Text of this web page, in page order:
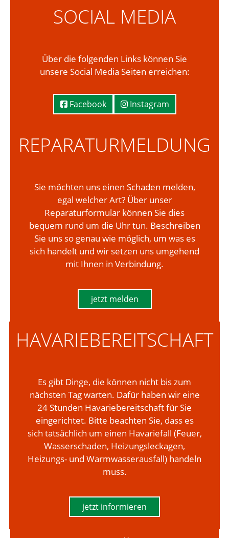
SOCIAL MEDIA
Über die folgenden Links können Sie
unsere Social Media Seiten erreichen:
Facebook Instagram
REPARATURMELDUNG
Sie möchten uns einen Schaden melden,
egal welcher Art? Über unser
Reparaturformular können Sie dies
bequem rund um die Uhr tun. Beschreiben
Sie uns so genau wie möglich, um was es
sich handelt und wir setzen uns umgehend
mit Ihnen in Verbindung.
jetzt melden
HAVARIEBEREITSCHAFT
Es gibt Dinge, die können nicht bis zum
nächsten Tag warten. Dafür haben wir eine
24 Stunden Havariebereitschaft für Sie
eingerichtet. Bitte beachten Sie, dass es
sich tatsächlich um einen Havariefall (Feuer,
Wasserschaden, Heizungsleckagen,
Heizungs- und Warmwasserausfall) handeln
muss.
jetzt informieren